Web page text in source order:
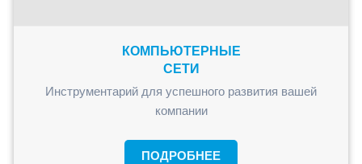
КОМПЬЮТЕРНЫЕ
СЕТИ
Инструментарий для успешного развития вашей
компании
ПОДРОБНЕЕ